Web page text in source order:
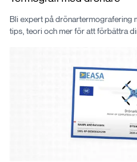
Bli expert på drönartermografering
tips, teori och mer för att förbättra